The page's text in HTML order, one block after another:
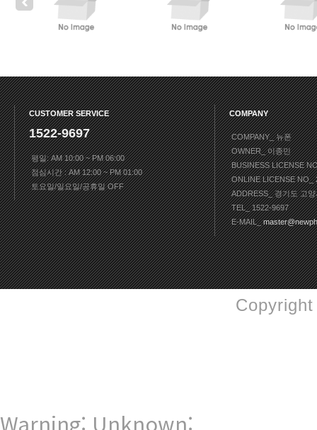
CUSTOMER SERVICE
1522-9697
평일: AM 10:00 ~ PM 06:00
점심시간 : AM 12:00 ~ PM 01:00
토요일/일요일/공휴일 OFF
COMPANY
COMPANY_ 뉴폰
OWNER_ 이종민
BUSINESS LICENSE
ONLINE LICENSE NO_
ADDRESS_ 경기도 고
TEL_ 1522-9697
E-MAIL_
Warning: Unknown: